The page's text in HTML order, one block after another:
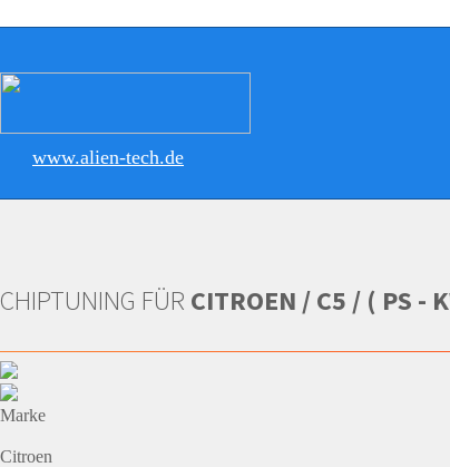
www.alien-tech.de
CHIPTUNING FÜR CITROEN / C5 / ( PS -
Marke
Citroen